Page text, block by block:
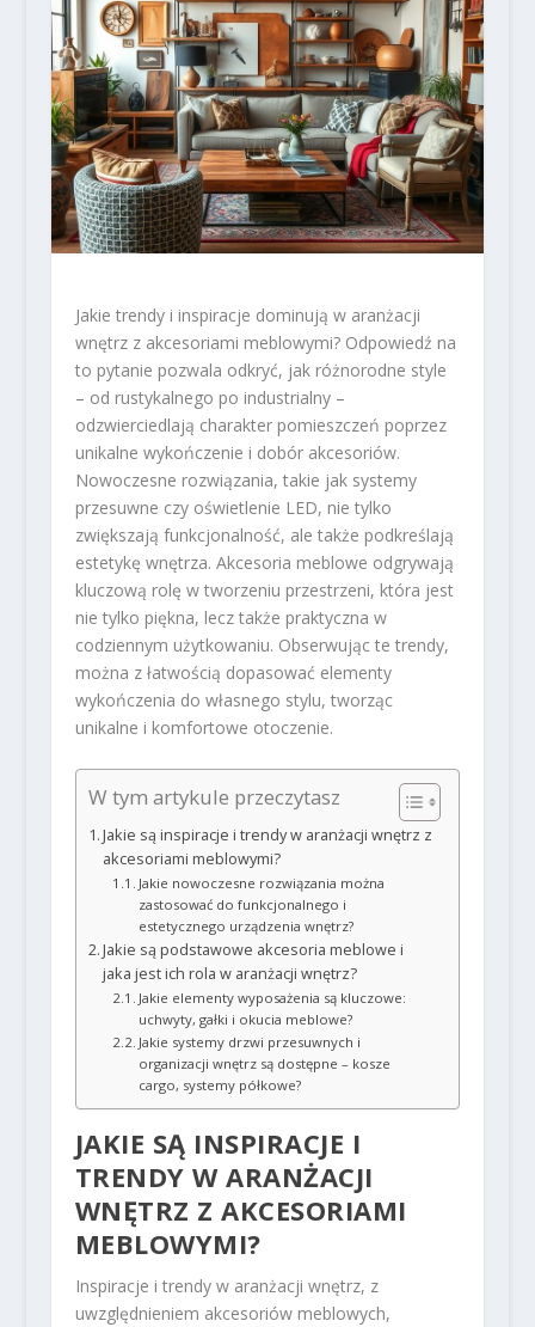
Jakie trendy i inspiracje dominują w aranżacji
wnętrz z akcesoriami meblowymi? Odpowiedź na
to pytanie pozwala odkryć, jak różnorodne style
– od rustykalnego po industrialny –
odzwierciedlają charakter pomieszczeń poprzez
unikalne wykończenie i dobór akcesoriów.
Nowoczesne rozwiązania, takie jak systemy
przesuwne czy oświetlenie LED, nie tylko
zwiększają funkcjonalność, ale także podkreślają
estetykę wnętrza. Akcesoria meblowe odgrywają
kluczową rolę w tworzeniu przestrzeni, która jest
nie tylko piękna, lecz także praktyczna w
codziennym użytkowaniu. Obserwując te trendy,
można z łatwością dopasować elementy
wykończenia do własnego stylu, tworząc
unikalne i komfortowe otoczenie.
W tym artykule przeczytasz
Jakie są inspiracje i trendy w aranżacji wnętrz z
akcesoriami meblowymi?
Jakie nowoczesne rozwiązania można
zastosować do funkcjonalnego i
estetycznego urządzenia wnętrz?
Jakie są podstawowe akcesoria meblowe i
jaka jest ich rola w aranżacji wnętrz?
Jakie elementy wyposażenia są kluczowe:
uchwyty, gałki i okucia meblowe?
Jakie systemy drzwi przesuwnych i
organizacji wnętrz są dostępne – kosze
cargo, systemy półkowe?
JAKIE SĄ INSPIRACJE I
TRENDY W ARANŻACJI
WNĘTRZ Z AKCESORIAMI
MEBLOWYMI?
Inspiracje i trendy w aranżacji wnętrz, z
uwzględnieniem akcesoriów meblowych,